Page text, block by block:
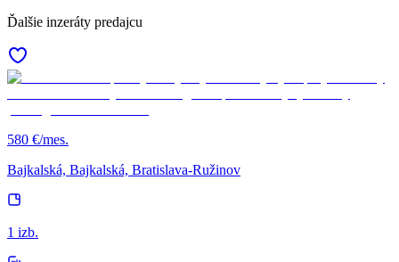
Ďalšie inzeráty predajcu
580 €/mes.
Bajkalská, Bajkalská, Bratislava-Ružinov
1 izb.